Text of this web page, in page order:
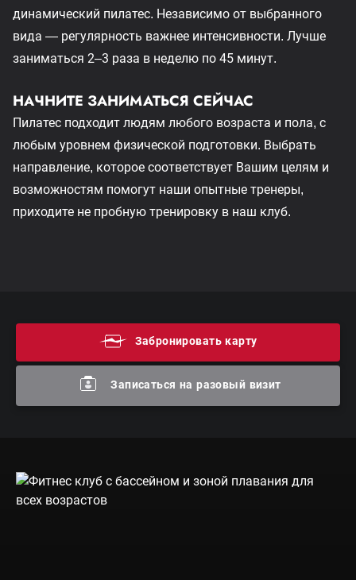
динамический пилатес. Независимо от выбранного
вида — регулярность важнее интенсивности. Лучше
заниматься 2–3 раза в неделю по 45 минут.
НАЧНИТЕ ЗАНИМАТЬСЯ СЕЙЧАС
Пилатес подходит людям любого возраста и пола, с
любым уровнем физической подготовки. Выбрать
направление, которое соответствует Вашим целям и
возможностям помогут наши опытные тренеры,
приходите не пробную тренировку в наш клуб.
Забронировать карту
Записаться на разовый визит